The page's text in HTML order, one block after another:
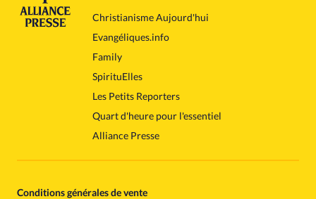
Christianisme Aujourd'hui
Evangéliques.info
Family
SpirituElles
Les Petits Reporters
Quart d'heure pour l'essentiel
Alliance Presse
Conditions générales de vente